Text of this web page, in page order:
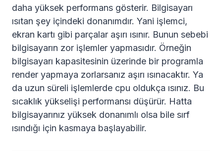
daha yüksek performans gösterir. Bilgisayarı
ısıtan şey içindeki donanımdır. Yani işlemci,
ekran kartı gibi parçalar aşırı ısınır. Bunun sebebi
bilgisayarın zor işlemler yapmasıdır. Örneğin
bilgisayarı kapasitesinin üzerinde bir programla
render yapmaya zorlarsanız aşırı ısınacaktır. Ya
da uzun süreli işlemlerde cpu oldukça ısınız. Bu
sıcaklık yükselişi performansı düşürür. Hatta
bilgisayarınız yüksek donanımlı olsa bile sırf
ısındığı için kasmaya başlayabilir.